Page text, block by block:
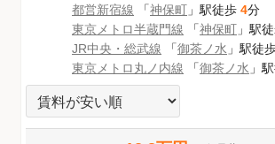
都営新宿線 「神保町 」駅徒歩 4分
東京メトロ半蔵門線 「神保町 」駅
JR中央・総武線 「御茶ノ水 」駅徒
東京メトロ丸ノ内線 「御茶ノ水 」